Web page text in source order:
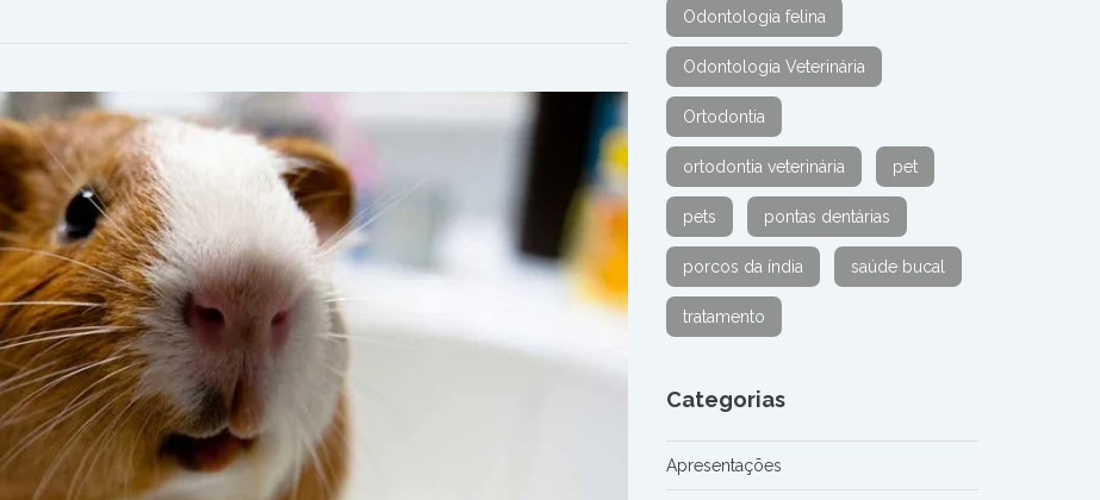
Odontologia felina
Odontologia Veterinária
Ortodontia
ortodontia veterinária pet
pets pontas dentárias
porcos da índia saúde bucal
tratamento
Categorias
Apresentações